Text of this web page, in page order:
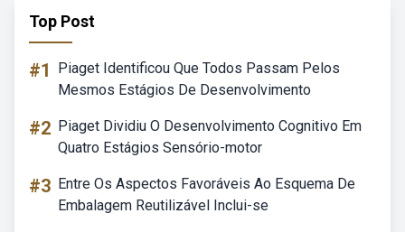
Top Post
#1
Piaget Identificou Que Todos Passam Pelos
Mesmos Estágios De Desenvolvimento
#2 Piaget Dividiu O Desenvolvimento Cognitivo Em
Quatro Estágios Sensório-motor
#3 Entre Os Aspectos Favoráveis Ao Esquema De
Embalagem Reutilizável Inclui-se